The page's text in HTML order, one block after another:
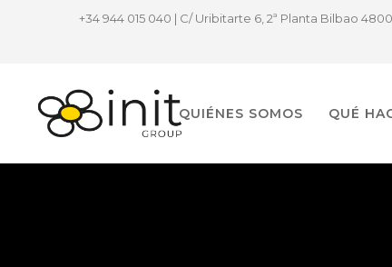
+34 944 015 040 | C/ Uribitarte 6, 2ª Planta Bilbao
QUIÉNES SOMOS QUÉ